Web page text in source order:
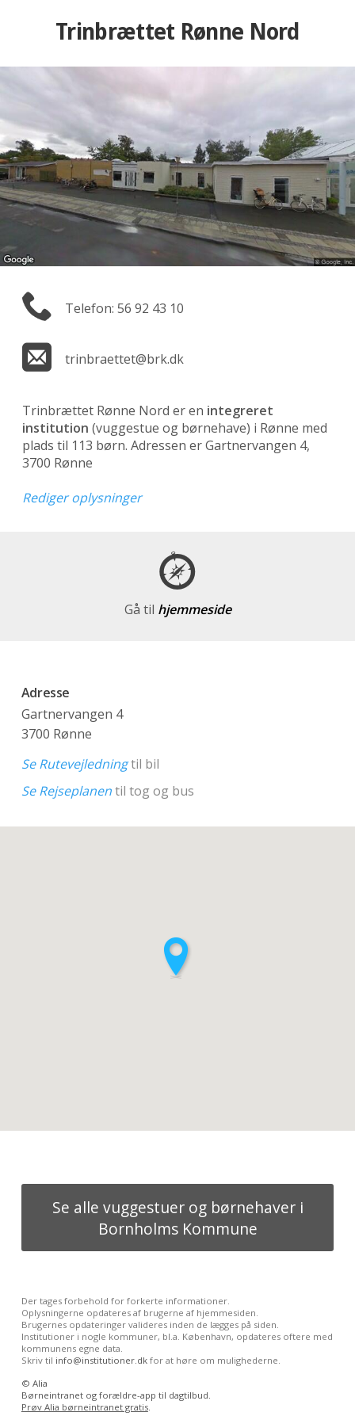
Trinbrættet Rønne Nord
Telefon: 56 92 43 10
trinbraettet@brk.dk
Trinbrættet Rønne Nord er en integreret
institution (vuggestue og børnehave) i Rønne med
plads til 113 børn. Adressen er Gartnervangen 4,
3700 Rønne
Rediger oplysninger
Gå til hjemmeside
Adresse
Gartnervangen 4
3700 Rønne
Se Rutevejledningtil bil
Se Rejseplanentil tog og bus
Se alle vuggestuer og børnehaver i
Bornholms Kommune
Der tages forbehold for forkerte informationer.
Oplysningerne opdateres af brugerne af hjemmesiden.
Brugernes opdateringer valideres inden de lægges på siden.
Institutioner i nogle kommuner, bl.a. København, opdateres oftere med
kommunens egne data.
Skriv til info@institutioner.dkfor at høre om mulighederne.
© Alia
Børneintranet og forældre-app til dagtilbud.
Prøv Alia børneintranet gratis.